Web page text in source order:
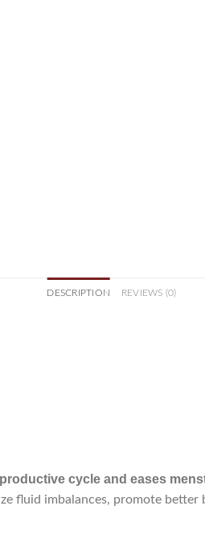
DESCRIPTION REVIEWS (0)
cycle and eases
fluid imbalances, promote